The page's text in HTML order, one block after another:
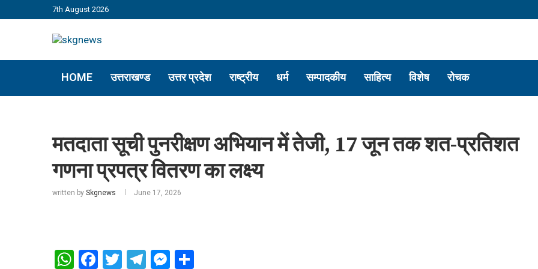
7th August 2026
HOME उत्तराखण्ड उत्तर प्रदेश राष्ट्रीय धर्म सम्पादकीय साहित्य विशेष रोचक
मतदाता सूची पुनरीक्षण अभियान में तेजी, 17 जून तक शत-प्रतिशत
गणना प्रपत्र वितरण का लक्ष्य
written by Skgnews June 17, 2026
WhatsApp
Facebook
Twitter
Telegram
Messenger